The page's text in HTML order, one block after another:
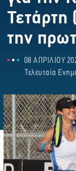
την
08 ΑΠΡΙΛΙΟΥ
Τελευταία